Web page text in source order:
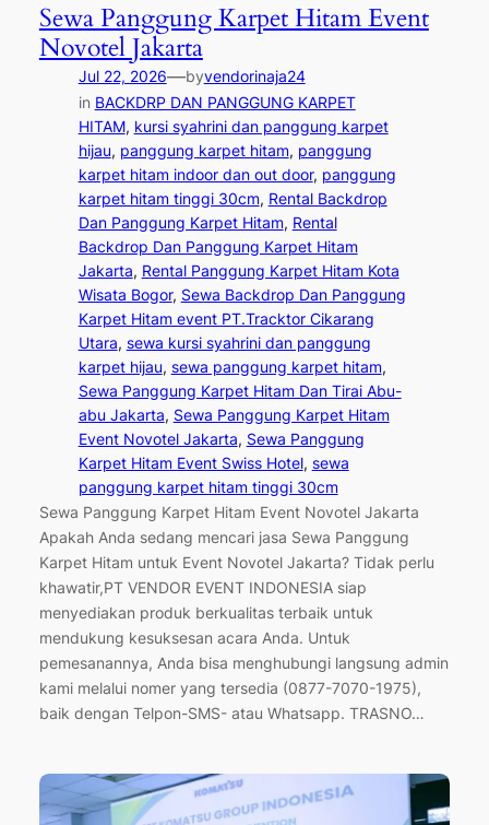
Sewa Panggung Karpet Hitam Event
Novotel Jakarta
Jul 22, 2026—byvendorinaja24
in BACKDRP DAN PANGGUNG KARPET
HITAM, kursi syahrini dan panggung karpet
hijau, panggung karpet hitam, panggung
karpet hitam indoor dan out door, panggung
karpet hitam tinggi 30cm, Rental Backdrop
Dan Panggung Karpet Hitam, Rental
Backdrop Dan Panggung Karpet Hitam
Jakarta, Rental Panggung Karpet Hitam Kota
Wisata Bogor, Sewa Backdrop Dan Panggung
Karpet Hitam event PT.Tracktor Cikarang
Utara, sewa kursi syahrini dan panggung
karpet hijau, sewa panggung karpet hitam
Sewa Panggung Karpet Hitam Dan Tirai Abu-
abu Jakarta, Sewa Panggung Karpet Hitam
Event Novotel Jakarta, Sewa Panggung
Karpet Hitam Event Swiss Hotel, sewa
panggung karpet hitam tinggi 30cm
Sewa Panggung Karpet Hitam Event Novotel Jakarta
Apakah Anda sedang mencari jasa Sewa Panggung
Karpet Hitam untuk Event Novotel Jakarta? Tidak perlu
khawatir,PT VENDOR EVENT INDONESIA siap
menyediakan produk berkualitas terbaik untuk
mendukung kesuksesan acara Anda. Untuk
pemesanannya, Anda bisa menghubungi langsung admin
kami melalui nomer yang tersedia (0877-7070-1975),
baik dengan Telpon-SMS- atau Whatsapp. TRASNO…